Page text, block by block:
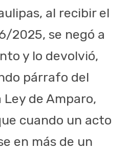
al recibir el
2025, se negó a
y lo devolvió,
párrafo del
de Amparo,
cuando un acto
en más de un